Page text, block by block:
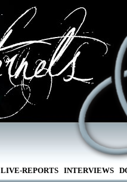
LIVE-REPORTS INTERVIEWS